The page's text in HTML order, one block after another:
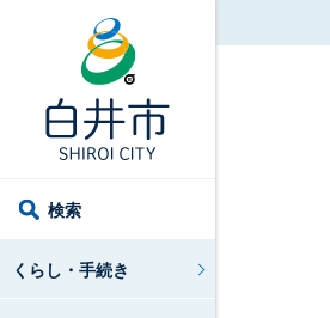
検索
くらし・手続き